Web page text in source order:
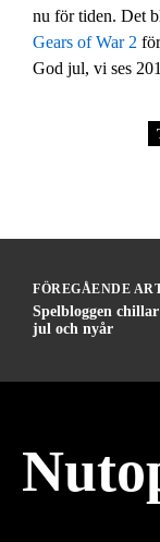
nu för tiden. Det
Gears of War 2
God jul, vi ses
FÖREGÅENDE
Spelbloggen
jul och nyår